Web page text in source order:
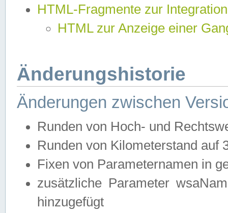
HTML-Fragmente zur
HTML zur Anzeige einer
Änderungshistorie
Änderungen zwischen
Runden von Hoch- und
Runden von Kilometerstand auf
Fixen von Parameternamen in
zusätzliche Parameter
hinzugefügt